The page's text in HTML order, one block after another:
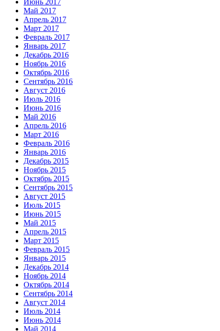
Июнь 2017
Май 2017
Апрель 2017
Март 2017
Февраль 2017
Январь 2017
Декабрь 2016
Ноябрь 2016
Октябрь 2016
Сентябрь 2016
Август 2016
Июль 2016
Июнь 2016
Май 2016
Апрель 2016
Март 2016
Февраль 2016
Январь 2016
Декабрь 2015
Ноябрь 2015
Октябрь 2015
Сентябрь 2015
Август 2015
Июль 2015
Июнь 2015
Май 2015
Апрель 2015
Март 2015
Февраль 2015
Январь 2015
Декабрь 2014
Ноябрь 2014
Октябрь 2014
Сентябрь 2014
Август 2014
Июль 2014
Июнь 2014
Май 2014